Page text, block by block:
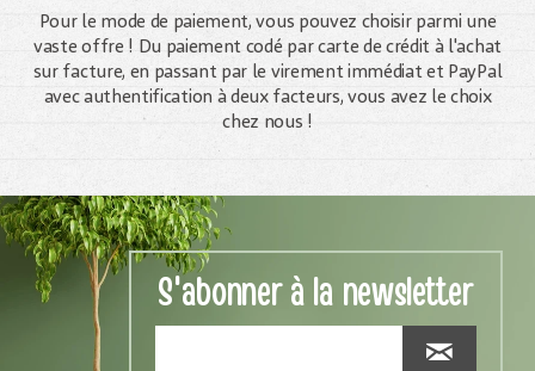
Pour le mode de paiement, vous pouvez choisir parmi une
vaste offre ! Du paiement codé par carte de crédit à l'achat
sur facture, en passant par le virement immédiat et PayPal
avec authentification à deux facteurs, vous avez le choix
chez nous !
S'abonner à la newsletter